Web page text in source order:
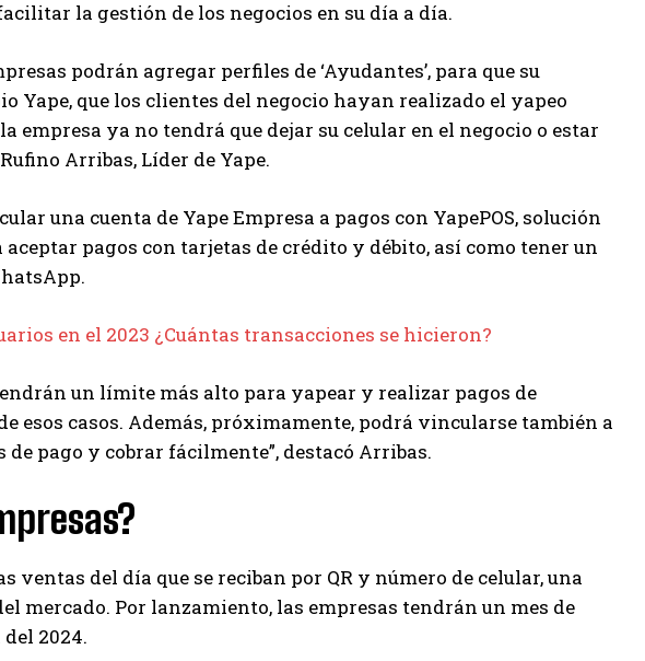
la gestión de los negocios en su día a día.
podrán agregar perfiles de ‘Ayudantes’, para que su
Yape, que los clientes del negocio hayan realizado el yapeo
empresa ya no tendrá que dejar su celular en el negocio o estar
Arribas, Líder de Yape.
una cuenta de Yape Empresa a pagos con YapePOS, solución
pagos con tarjetas de crédito y débito, así como tener un
en el 2023 ¿Cuántas transacciones se hicieron?
un límite más alto para yapear y realizar pagos de
esos casos. Además, próximamente, podrá vincularse también a
pago y cobrar fácilmente”, destacó Arribas.
ventas del día que se reciban por QR y número de celular, una
mercado. Por lanzamiento, las empresas tendrán un mes de
2024.